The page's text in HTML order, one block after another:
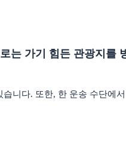
는 가기 힘든 관광지를
니다. 또한, 한 운송 수단에